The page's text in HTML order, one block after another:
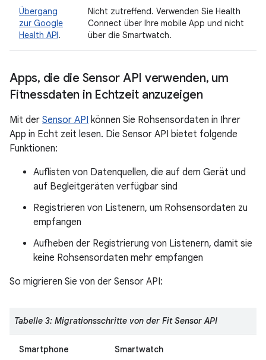
Übergang
zur Google
Health API.
Nicht zutreffend. Verwenden Sie Health
Connect über Ihre mobile App und nicht
über die Smartwatch.
Apps, die die Sensor API verwenden, um
Fitnessdaten in Echtzeit anzuzeigen
Mit der Sensor API können Sie Rohsensordaten in Ihrer
App in Echt zeit lesen. Die Sensor API bietet folgende
Funktionen:
Auflisten von Datenquellen, die auf dem Gerät und
auf Begleitgeräten verfügbar sind
Registrieren von Listenern, um Rohsensordaten zu
empfangen
Aufheben der Registrierung von Listenern, damit sie
keine Rohsensordaten mehr empfangen
So migrieren Sie von der Sensor API:
Tabelle 3: Migrationsschritte von der Fit Sensor API
Smartphone Smartwatch